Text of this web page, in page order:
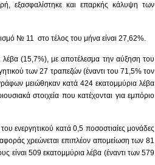
εξασφαλίστηκε και επαρκής κάλυψη των
№ 11 στο τέλος του μήνα είναι 27,62%.
λέβα (15,7%), με αποτέλεσμα την αύξηση του
των 27 τραπεζών (έναντι του 71,5% τον
μειώθηκαν κατά 424 εκατομμύρια λέβα
στοιχεία που κατέχονται για εμπόριο
ενεργητικού κατά 0,5 ποσοστιαίες μονάδες
χρεώνεται επιπλέον απομείωση των 81
είναι 509 εκατομμύρια λέβα (έναντι των 579